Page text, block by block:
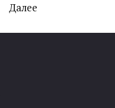
Далее